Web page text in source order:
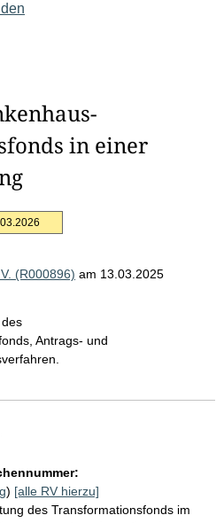
in einer
(R000896) am 13.03.2025
Antrags- und
) [alle RV hierzu]
des Transformationsfonds im